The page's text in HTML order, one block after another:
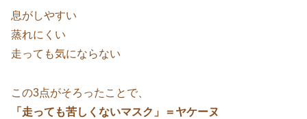
息がしやすい
蒸れにくい
走っても気にならない
この3点がそろったことで、
「走っても苦しくないマスク」＝ヤケーヌ